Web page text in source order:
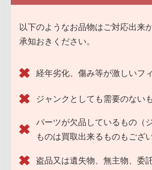
以下のようなお品物はご対応出来
承知おきください。
経年劣化、傷み等が激しいフ
ジャンクとしても需要のない
パーツが欠品しているもの（
ものは買取出来るものもござい
盗品又は遺失物、無主物、委